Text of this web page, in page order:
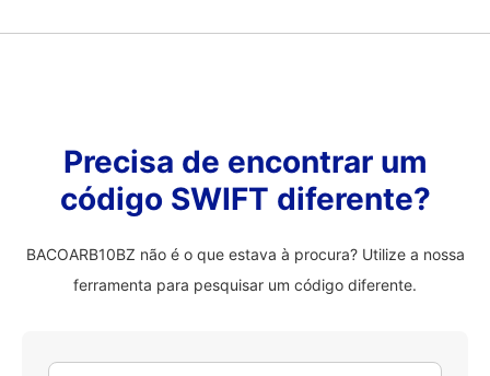
Precisa de encontrar um
código SWIFT diferente?
BACOARB10BZ não é o que estava à procura? Utilize a nossa
ferramenta para pesquisar um código diferente.